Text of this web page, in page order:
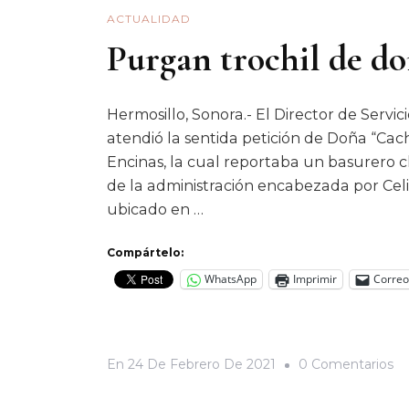
ACTUALIDAD
Purgan trochil de
Hermosillo, Sonora.- El Director de
atendió la sentida petición de Doña
Encinas, la cual reportaba un basurero
de la administración encabezada por
ubicado en …
Compártelo:
WhatsApp Imprimir
En 24 De Febrero De 2021 0 ComentariosEn